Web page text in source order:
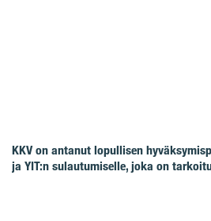
KKV on antanut lopullisen
ja YIT:n sulautumiselle, joka on